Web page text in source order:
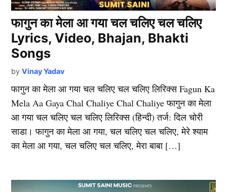
फागुन का मेला आ गया चल चलिए चल चलिए
Lyrics, Video, Bhajan, Bhakti
Songs
by Vinay Yadav
फागुन का मेला आ गया चल चलिए चल चलिए लिरिक्स Fagun Ka
Mela Aa Gaya Chal Chaliye Chal Chaliye फागुन का मेला
आ गया चल चलिए चल चलिए लिरिक्स (हिन्दी) तर्ज: दिल चोरी
साडा। फागुन का मेला आ गया, चल चलिए चल चलिए, मेरे श्याम
का मेला आ गया, चल चलिए चल चलिए, मेरा बाबा […]